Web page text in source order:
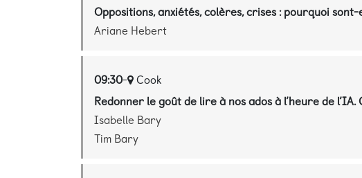
Oppositions, anxiétés, colères, crises : pourquoi
Ariane Hebert
09:30- Cook
Redonner le goût de lire à nos ados à l’heure de
Isabelle Bary
Tim Bary